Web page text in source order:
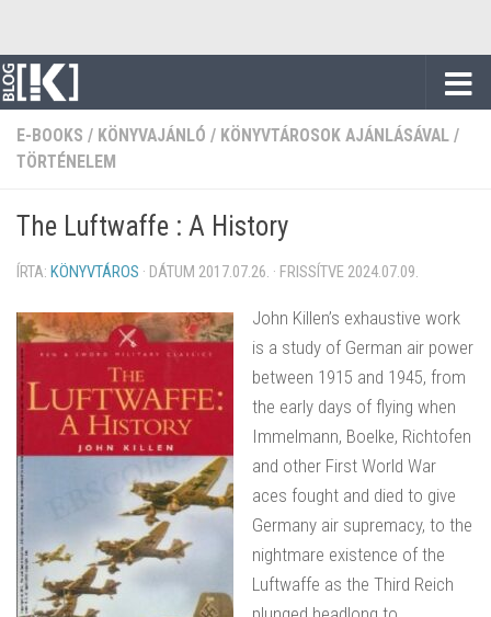
E-BOOKS / KÖNYVAJÁNLÓ / KÖNYVTÁROSOK AJÁNLÁSÁVAL /
TÖRTÉNELEM
The Luftwaffe : A History
ÍRTA: KÖNYVTÁROS · DÁTUM 2017.07.26. · FRISSÍTVE 2024.07.09.
John Killen’s exhaustive work
is a study of German air power
between 1915 and 1945, from
the early days of flying when
Immelmann, Boelke, Richtofen
and other First World War
aces fought and died to give
Germany air supremacy, to the
nightmare existence of the
Luftwaffe as the Third Reich